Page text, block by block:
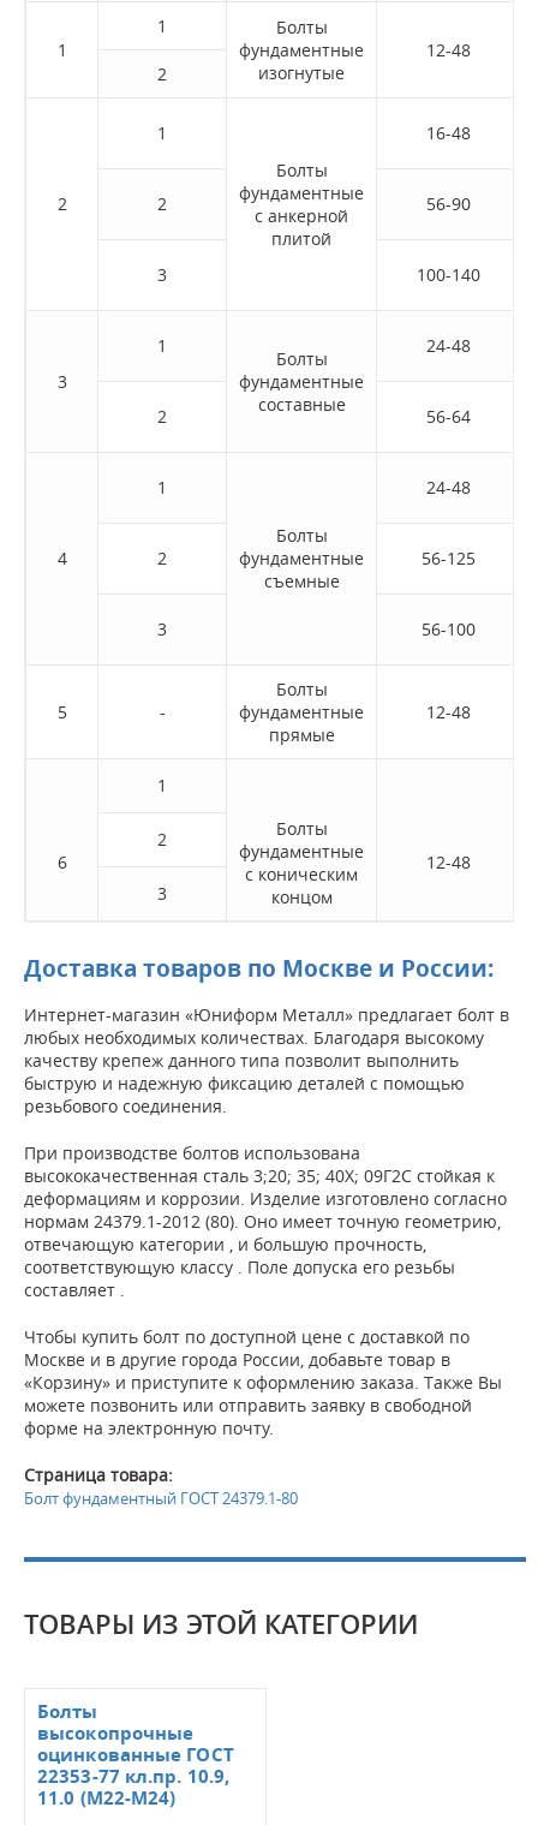
1
1
Болты
фундаментные
изогнутые
12-48
2
2
1
Болты
фундаментные
с анкерной
плитой
16-48
2 56-90
3 100-140
3
1
Болты
фундаментные
составные
24-48
2 56-64
4
1
Болты
фундаментные
съемные
24-48
2 56-125
3 56-100
5 -
Болты
фундаментные
прямые
12-48
6
1
Болты
фундаментные
с коническим
концом
12-48
2
3
Доставка товаров по Москве и России:
Интернет-магазин «Юниформ Металл» предлагает болт в
любых необходимых количествах. Благодаря высокому
качеству крепеж данного типа позволит выполнить
быструю и надежную фиксацию деталей с помощью
резьбового соединения.
При производстве болтов использована
высококачественная сталь 3;20; 35; 40Х; 09Г2С стойкая к
деформациям и коррозии. Изделие изготовлено согласно
нормам 24379.1-2012 (80). Оно имеет точную геометрию,
отвечающую категории , и большую прочность,
соответствующую классу . Поле допуска его резьбы
составляет .
Чтобы купить болт по доступной цене с доставкой по
Москве и в другие города России, добавьте товар в
«Корзину» и приступите к оформлению заказа. Также Вы
можете позвонить или отправить заявку в свободной
форме на электронную почту.
Страница товара:
Болт фундаментный ГОСТ 24379.1-80
ТОВАРЫ ИЗ ЭТОЙ КАТЕГОРИИ
Болты
высокопрочные
оцинкованные ГОСТ
22353-77 кл.пр. 10.9,
11.0 (М22-М24)